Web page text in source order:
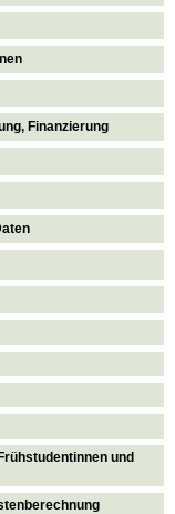
Finanzierung
und